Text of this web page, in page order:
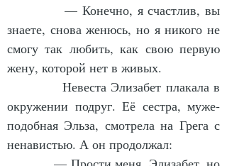
зна­е­те, сно­ва же­нюсь, но я ни­ко­го не
смо­гу так лю­бить, как свою пер­вую
же­ну, ко­то­рой нет в жи­вых.
окру­же­нии под­руг. Её сест­ра, му­же­
по­доб­ная Эль­за, смот­ре­ла на Гре­га с
не­на­вистью. А он про­дол­жал: